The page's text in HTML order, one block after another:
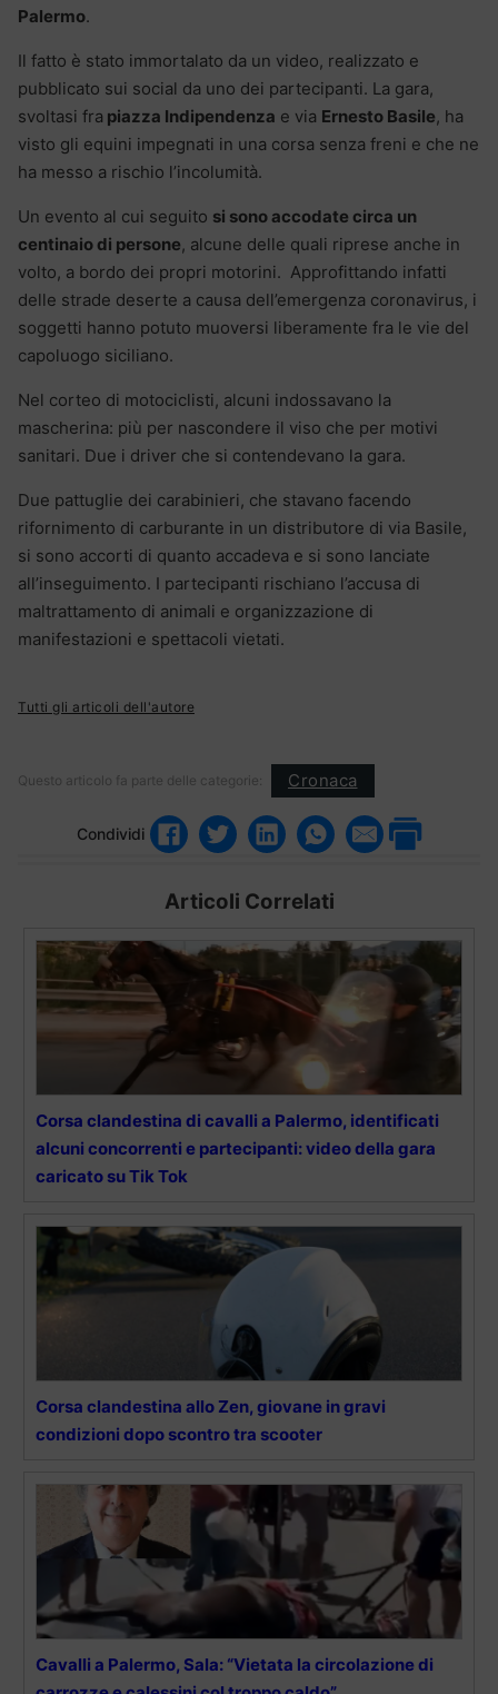
Palermo.
Il fatto è stato immortalato da un video, realizzato e
pubblicato sui social da uno dei partecipanti. La gara,
svoltasi fra piazza Indipendenza e via Ernesto Basile, ha
visto gli equini impegnati in una corsa senza freni e che ne
ha messo a rischio l’incolumità.
Un evento al cui seguito si sono accodate circa un
centinaio di persone, alcune delle quali riprese anche in
volto, a bordo dei propri motorini. Approfittando infatti
delle strade deserte a causa dell’emergenza coronavirus, i
soggetti hanno potuto muoversi liberamente fra le vie del
capoluogo siciliano.
Nel corteo di motociclisti, alcuni indossavano la
mascherina: più per nascondere il viso che per motivi
sanitari. Due i driver che si contendevano la gara.
Due pattuglie dei carabinieri, che stavano facendo
rifornimento di carburante in un distributore di via Basile,
si sono accorti di quanto accadeva e si sono lanciate
all’inseguimento. I partecipanti rischiano l’accusa di
maltrattamento di animali e organizzazione di
manifestazioni e spettacoli vietati.
Tutti gli articoli dell'autore
Questo articolo fa parte delle categorie: Cronaca
Condividi
Articoli Correlati
Corsa clandestina di cavalli a Palermo, identificati
alcuni concorrenti e partecipanti: video della gara
caricato su Tik Tok
Corsa clandestina allo Zen, giovane in gravi
condizioni dopo scontro tra scooter
Cavalli a Palermo, Sala: “Vietata la circolazione di